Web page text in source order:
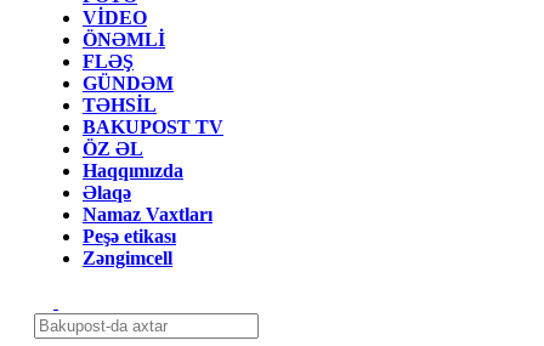
VİDEO
ÖNƏMLİ
FLƏŞ
GÜNDƏM
TƏHSİL
BAKUPOST TV
ÖZ ƏL
Haqqımızda
Əlaqə
Namaz Vaxtları
Peşə etikası
Zəngimcell